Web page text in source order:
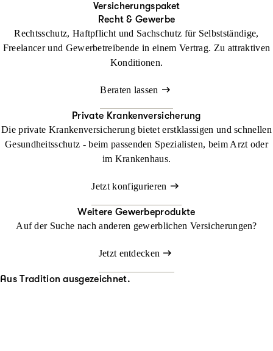
Versicherungspaket
Recht & Gewerbe
Rechtsschutz, Haftpflicht und Sachschutz für Selbstständige,
Freelancer und Gewerbetreibende in einem Vertrag. Zu attraktiven
Konditionen.
Beraten lassen
Private Krankenversicherung
Die private Krankenversicherung bietet erstklassigen und schnellen
Gesundheitsschutz - beim passenden Spezialisten, beim Arzt oder
im Krankenhaus.
Jetzt konfigurieren
Weitere Gewerbeprodukte
Auf der Suche nach anderen gewerblichen Versicherungen?
Jetzt entdecken
Aus Tradition ausgezeichnet.